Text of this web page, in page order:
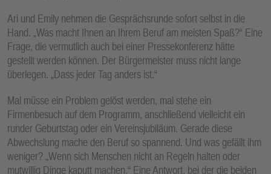
Ari und Emily nehmen die Gesprächsrunde sofort selbst in die
Hand. „Was macht Ihnen an Ihrem Beruf am meisten Spaß?“ Eine
Frage, die vermutlich auch bei einer Pressekonferenz hätte
gestellt werden können. Der Bürgermeister muss nicht lange
überlegen. „Dass jeder Tag anders ist.“
Mal müsse ein Problem gelöst werden, mal stehe ein
Firmenbesuch auf dem Programm, anschließend vielleicht ein
runder Geburtstag oder ein Vereinsjubiläum. Gerade diese
Abwechslung mache den Beruf so spannend. Und was gefällt ihm
weniger? „Wenn sich Menschen nicht an Regeln halten oder
mutwillig Dinge kaputt machen.“ Eine Antwort, bei der die beiden